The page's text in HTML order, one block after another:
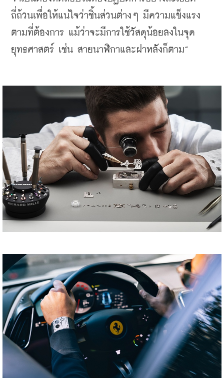
ถี่ถ้วนเพื่อให้แน่ใจว่าชิ้นส่วนต่างๆ มีความแข็งแรง
ตามที่ต้องการ แม้ว่าจะมีการใช้วัสดุน้อยลงในจุด
ยุทธศาสตร์ เช่น สายนาฬิกาและฝาหลังก็ตาม”